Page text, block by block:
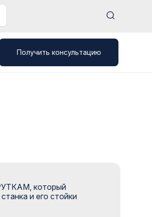
Получить консультацию
который
и его стойки